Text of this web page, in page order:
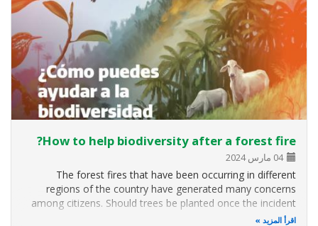
How to help biodiversity after a forest fire?
04 مارس 2024
The forest fires that have been occurring in different
regions of the country have generated many concerns
among citizens. Should trees be planted once the incident
is over? How can wild animals be helped? Researchers from
اقرأ المزيد